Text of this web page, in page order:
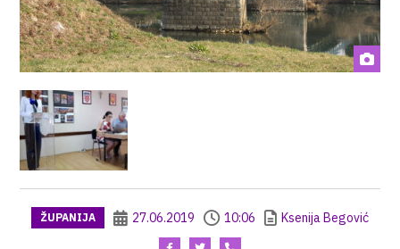
ŽUPANIJA 27.06.2019 10:06 Ksenija Begović